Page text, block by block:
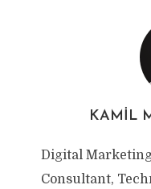
KAMIL
Digital
Consultant,